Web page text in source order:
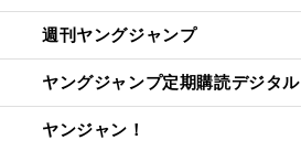
週刊ヤングジャンプ
ヤングジャンプ定期購読デジタル
ヤンジャン！